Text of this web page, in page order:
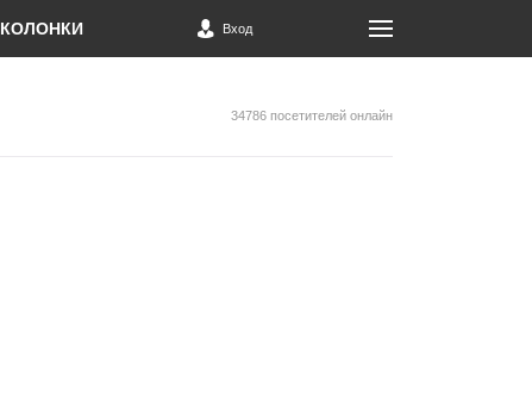
КОЛОНКИ Вход
34786 посетителей онлайн